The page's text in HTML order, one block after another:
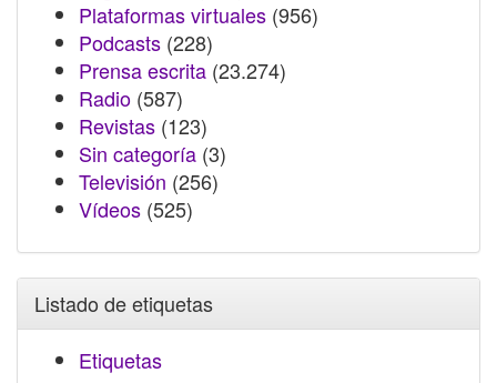
Plataformas virtuales (956)
Podcasts (228)
Prensa escrita (23.274)
Radio (587)
Revistas (123)
Sin categoría (3)
Televisión (256)
Vídeos (525)
Listado de etiquetas
Etiquetas